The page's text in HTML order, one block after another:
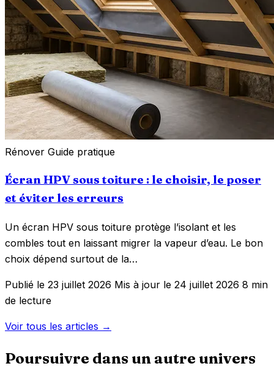
Rénover Guide pratique
Écran HPV sous toiture : le choisir, le poser
et éviter les erreurs
Un écran HPV sous toiture protège l’isolant et les
combles tout en laissant migrer la vapeur d’eau. Le bon
choix dépend surtout de la…
Publié le 23 juillet 2026 Mis à jour le 24 juillet 2026 8 min
de lecture
Voir tous les articles →
Poursuivre dans un autre univers